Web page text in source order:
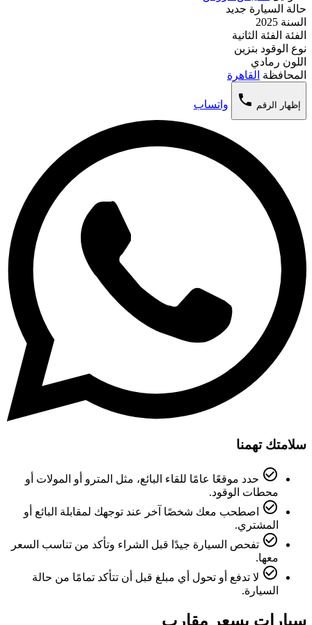
حالة السيارة جديد
السنة 2025
الفئة الفئة الثانية
نوع الوقود بنزين
اللون رمادي
المحافظة القاهرة
إظهار الرقم phone واتساب
سلامتك تهمنا
check_circle_outline حدد موقعًا عامًا للقاء البائع، مثل المترو أو المولات أو
محطات الوقود.
check_circle_outline
اصطحب معك شخصًا آخر عند توجهك لمقابلة البائع أو
المشتري.
check_circle_outline تفحص السيارة جيدًا قبل الشراء وتأكد من تناسب السعر
معها.
check_circle_outline لا تدفع أو تحول أي مبلغ قبل أن تتأكد تمامًا من حالة
السيارة.
سيارات بسعر مقارب